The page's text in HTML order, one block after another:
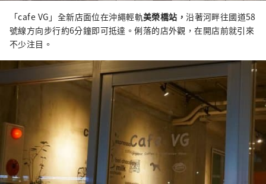
「cafe VG」全新店面位在沖繩輕軌美榮橋站，沿著河畔往國道58
號線方向步行約6分鐘即可抵達。俐落的店外觀，在開店前就引來
不少注目。